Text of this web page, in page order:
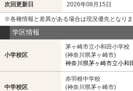
次回更新日 2026年08月15日
※各種情報と差異がある場合は現況優先となり
学区情報
小学校区
茅ヶ崎市立小和田小学校
(神奈川県茅ヶ崎市)
神奈川県茅ヶ崎市立小和
中学校区
赤羽根中学校
(神奈川県茅ヶ崎市)